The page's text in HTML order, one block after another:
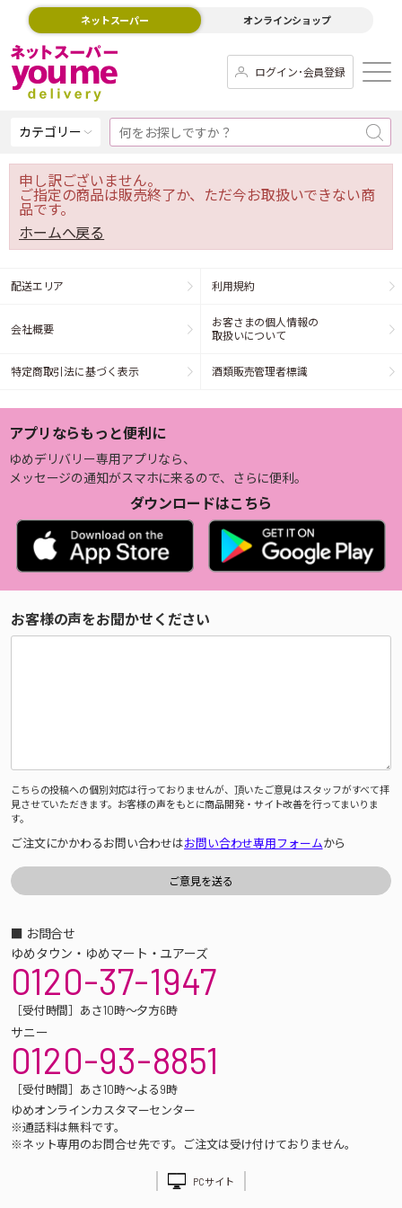
ネットスーパー オンラインショップ
ログイン･会員登録
カテゴリー
申し訳ございません。
ご指定の商品は販売終了か、ただ今お取扱いできない商
品です。
ホームへ戻る
配送エリア 利用規約
会社概要
お客さまの個人情報の
取扱いについて
特定商取引法に基づく表示 酒類販売管理者標識
アプリならもっと便利に
ゆめデリバリー専用アプリなら、
メッセージの通知がスマホに来るので、さらに便利。
ダウンロードはこちら
お客様の声をお聞かせください
こちらの投稿への個別対応は行っておりませんが、頂いたご意見はスタッフがすべて拝
見させていただきます。お客様の声をもとに商品開発・サイト改善を行ってまいりま
す。
ご注文にかかわるお問い合わせはお問い合わせ専用フォームから
■ お問合せ
ゆめタウン・ゆめマート・ユアーズ
0120-37-1947
［受付時間］あさ10時～夕方6時
サニー
0120-93-8851
［受付時間］あさ10時～よる9時
ゆめオンラインカスタマーセンター
※通話料は無料です。
※ネット専用のお問合せ先です。ご注文は受け付けておりません。
PCサイト